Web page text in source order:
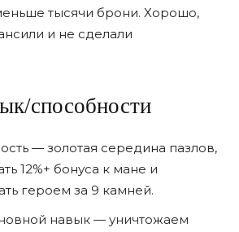
тысячи брони. Хорошо,
и не сделали
способности
— золотая середина пазлов,
12%+ бонуса к мане и
героем за 9 камней.
навык — уничтожаем